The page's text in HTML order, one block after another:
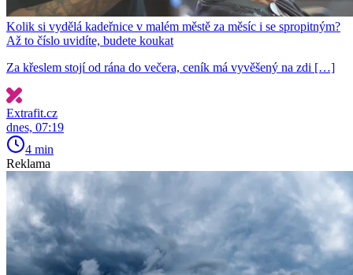
Kolik si vydělá kadeřnice v malém městě za měsíc i se spropitným?
Až to číslo uvidíte, budete koukat
Za křeslem stojí od rána do večera, ceník má vyvěšený na zdi […]
Extrafit.cz
dnes, 07:19
4 min
Reklama